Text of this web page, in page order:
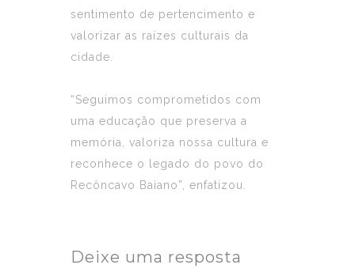
sentimento de pertencimento e
valorizar as raízes culturais da
cidade.
“Seguimos comprometidos com
uma educação que preserva a
memória, valoriza nossa cultura e
reconhece o legado do povo do
Recôncavo Baiano”, enfatizou.
Deixe uma resposta